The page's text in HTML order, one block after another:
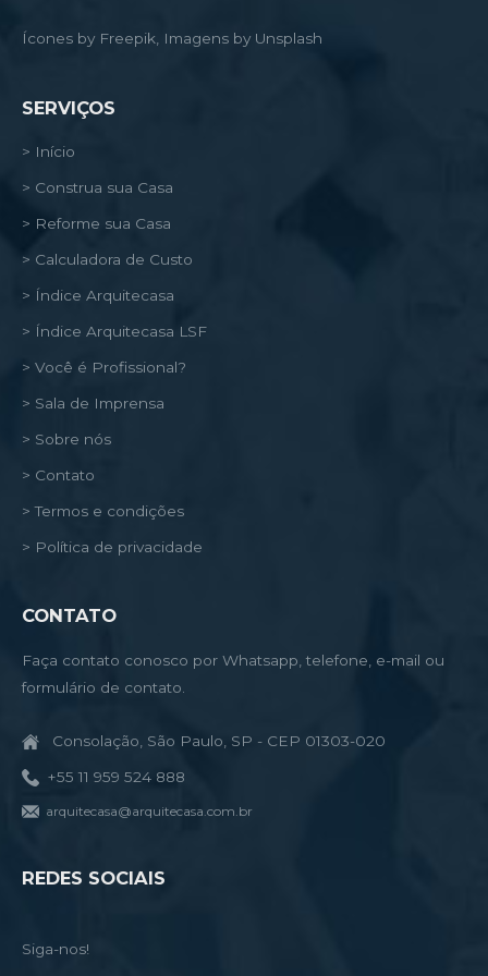
Ícones by Freepik, Imagens by Unsplash
SERVIÇOS
> Início
> Construa sua Casa
> Reforme sua Casa
> Calculadora de Custo
> Índice Arquitecasa
> Índice Arquitecasa LSF
> Você é Profissional?
> Sala de Imprensa
> Sobre nós
> Contato
> Termos e condições
> Política de privacidade
CONTATO
Faça contato conosco por Whatsapp, telefone, e-mail ou
formulário de contato.
Consolação, São Paulo, SP - CEP 01303-020
+55 11 959 524 888
arquitecasa@arquitecasa.com.br
REDES SOCIAIS
Siga-nos!